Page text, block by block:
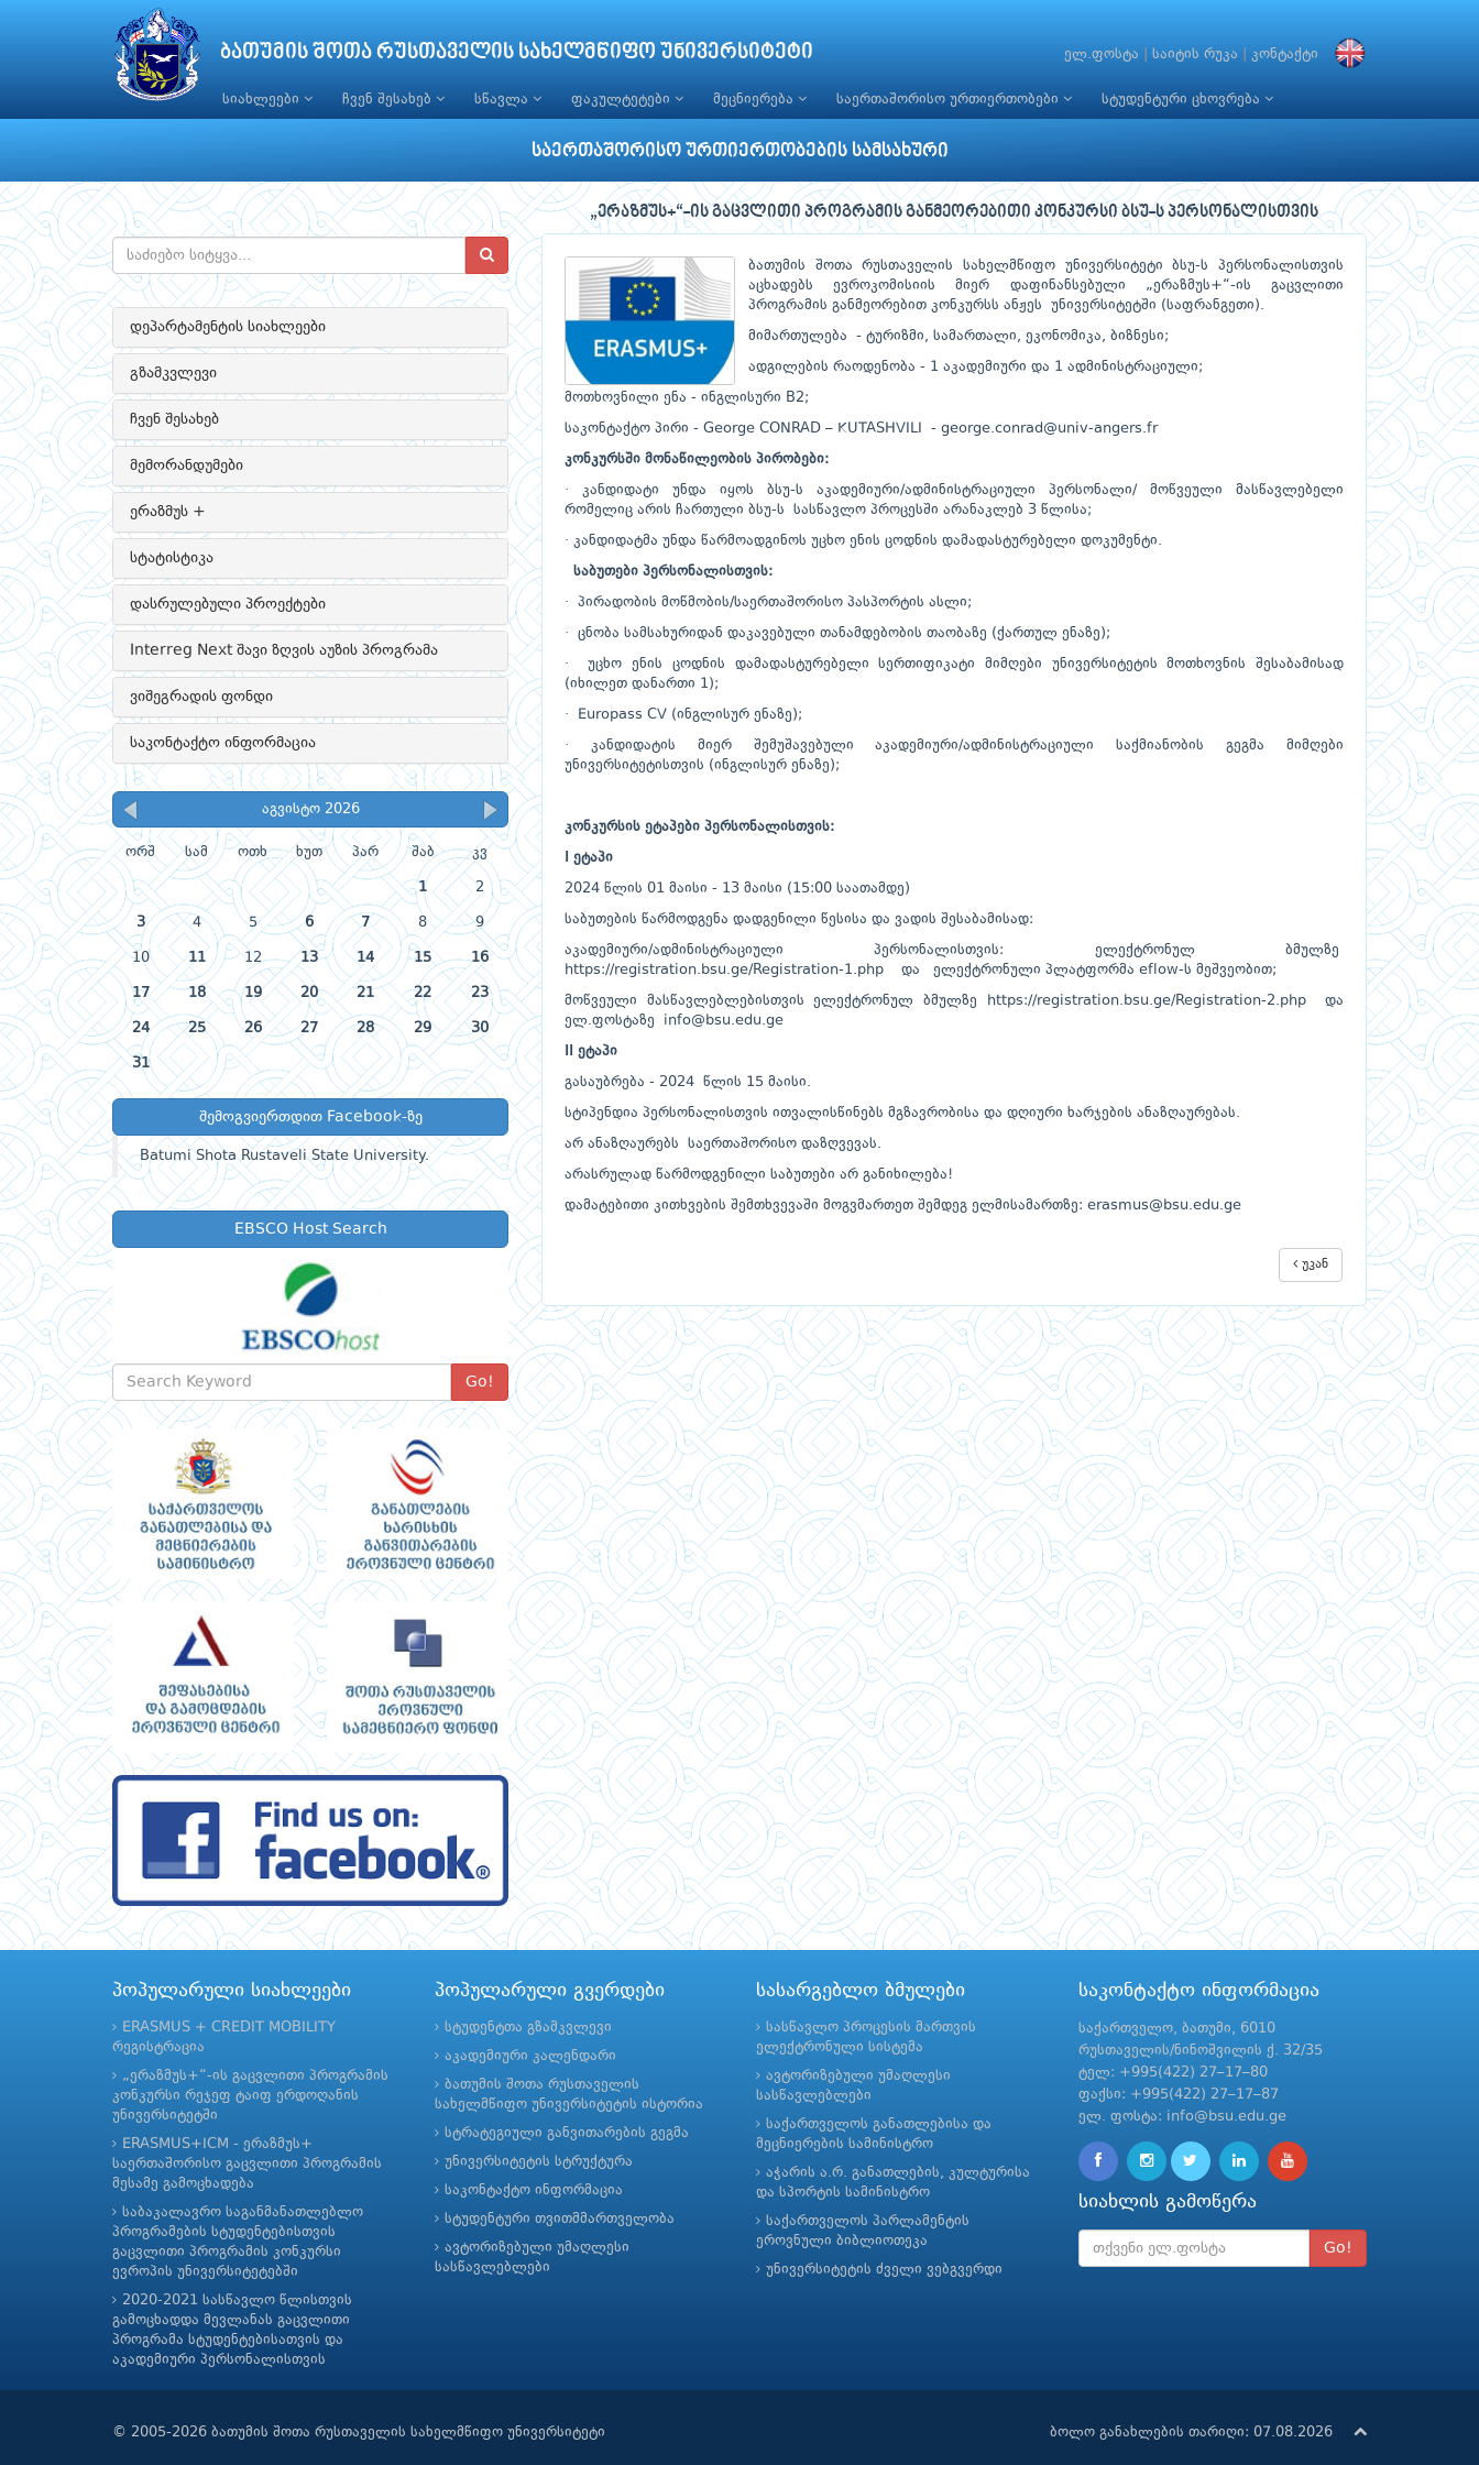
ბათუმის შოთა რუსთაველის სახელმწიფო უნივერსიტეტი ელ.ფოსტა საიტის რუკა კონტაქტი
სიახლეები ჩვენ შესახებ სწავლა ფაკულტეტები მეცნიერება საერთაშორისო ურთიერთობები სტუდენტური ცხოვრება
საერთაშორისო ურთიერთობების სამსახური
დეპარტამენტის სიახლეები
გზამკვლევი
ჩვენ შესახებ
მემორანდუმები
ერაზმუს +
სტატისტიკა
დასრულებული პროექტები
Interreg Next შავი ზღვის აუზის პროგრამა
ვიშეგრადის ფონდი
საკონტაქტო ინფორმაცია
აგვისტო 2026
ორშ სამ ოთხ ხუთ პარ შაბ კვ
1 2
3 4 5 6 7 8 9
10 11 12 13 14 15 16
17 18 19 20 21 22 23
24 25 26 27 28 29 30
31
შემოგვიერთდით Facebook-ზე
Batumi Shota Rustaveli State University.
EBSCO Host Search
Go!
„ერაზმუს+“-ის გაცვლითი პროგრამის განმეორებითი კონკურსი ბსუ-ს პერსონალისთვის
ბათუმის შოთა რუსთაველის სახელმწიფო უნივერსიტეტი ბსუ-ს პერსონალისთვის
აცხადებს ევროკომისიის მიერ დაფინანსებული „ერაზმუს+“-ის გაცვლითი
პროგრამის განმეორებით კონკურსს ანჟეს უნივერსიტეტში (საფრანგეთი).
მიმართულება - ტურიზმი, სამართალი, ეკონომიკა, ბიზნესი;
ადგილების რაოდენობა - 1 აკადემიური და 1 ადმინისტრაციული;
მოთხოვნილი ენა - ინგლისური B2;
საკონტაქტო პირი - George CONRAD – KUTASHVILI - george.conrad@univ-angers.fr
კონკურსში მონაწილეობის პირობები:
· კანდიდატი უნდა იყოს ბსუ-ს აკადემიური/ადმინისტრაციული პერსონალი/ მოწვეული მასწავლებელი
რომელიც არის ჩართული ბსუ-ს სასწავლო პროცესში არანაკლებ 3 წლისა;
· კანდიდატმა უნდა წარმოადგინოს უცხო ენის ცოდნის დამადასტურებელი დოკუმენტი.
საბუთები პერსონალისთვის:
· პირადობის მოწმობის/საერთაშორისო პასპორტის ასლი;
· ცნობა სამსახურიდან დაკავებული თანამდებობის თაობაზე (ქართულ ენაზე);
· უცხო ენის ცოდნის დამადასტურებელი სერთიფიკატი მიმღები უნივერსიტეტის მოთხოვნის შესაბამისად
(იხილეთ დანართი 1);
· Europass CV (ინგლისურ ენაზე);
· კანდიდატის მიერ შემუშავებული აკადემიური/ადმინისტრაციული საქმიანობის გეგმა მიმღები
უნივერსიტეტისთვის (ინგლისურ ენაზე);
კონკურსის ეტაპები პერსონალისთვის:
I ეტაპი
2024 წლის 01 მაისი - 13 მაისი (15:00 საათამდე)
საბუთების წარმოდგენა დადგენილი წესისა და ვადის შესაბამისად:
აკადემიური/ადმინისტრაციული პერსონალისთვის: ელექტრონულ ბმულზე
https://registration.bsu.ge/Registration-1.php და ელექტრონული პლატფორმა eflow-ს მეშვეობით;
მოწვეული მასწავლებლებისთვის ელექტრონულ ბმულზე https://registration.bsu.ge/Registration-2.phpდა
ელ.ფოსტაზე info@bsu.edu.ge
II ეტაპი
გასაუბრება - 2024 წლის 15 მაისი.
სტიპენდია პერსონალისთვის ითვალისწინებს მგზავრობისა და დღიური ხარჯების ანაზღაურებას.
არ ანაზღაურებს საერთაშორისო დაზღვევას.
არასრულად წარმოდგენილი საბუთები არ განიხილება!
დამატებითი კითხვების შემთხვევაში მოგვმართეთ შემდეგ ელმისამართზე: erasmus@bsu.edu.ge
უკან
პოპულარული სიახლეები
ERASMUS + CREDIT MOBILITY
რეგისტრაცია
„ერაზმუს+“-ის გაცვლითი პროგრამის
კონკურსი რეჯეფ ტაიფ ერდოღანის
უნივერსიტეტში
ERASMUS+ICM - ერაზმუს+
საერთაშორისო გაცვლითი პროგრამის
მესამე გამოცხადება
საბაკალავრო საგანმანათლებლო
პროგრამების სტუდენტებისთვის
გაცვლითი პროგრამის კონკურსი
ევროპის უნივერსიტეტებში
2020-2021 სასწავლო წლისთვის
გამოცხადდა მევლანას გაცვლითი
პროგრამა სტუდენტებისათვის და
აკადემიური პერსონალისთვის
პოპულარული გვერდები
სტუდენტთა გზამკვლევი
აკადემიური კალენდარი
ბათუმის შოთა რუსთაველის
სახელმწიფო უნივერსიტეტის ისტორია
სტრატეგიული განვითარების გეგმა
უნივერსიტეტის სტრუქტურა
საკონტაქტო ინფორმაცია
სტუდენტური თვითმმართველობა
ავტორიზებული უმაღლესი
სასწავლებლები
სასარგებლო ბმულები
სასწავლო პროცესის მართვის
ელექტრონული სისტემა
ავტორიზებული უმაღლესი
სასწავლებლები
საქართველოს განათლებისა და
მეცნიერების სამინისტრო
აჭარის ა.რ. განათლების, კულტურისა
და სპორტის სამინისტრო
საქართველოს პარლამენტის
ეროვნული ბიბლიოთეკა
უნივერსიტეტის ძველი ვებგვერდი
საკონტაქტო ინფორმაცია
საქართველო, ბათუმი, 6010
რუსთაველის/ნინოშვილის ქ. 32/35
ტელ: +995(422) 27–17–80
ფაქსი: +995(422) 27–17–87
ელ. ფოსტა: info@bsu.edu.ge
სიახლის გამოწერა
Go!
© 2005-2026 ბათუმის შოთა რუსთაველის სახელმწიფო უნივერსიტეტი ბოლო განახლების თარიღი: 07.08.2026